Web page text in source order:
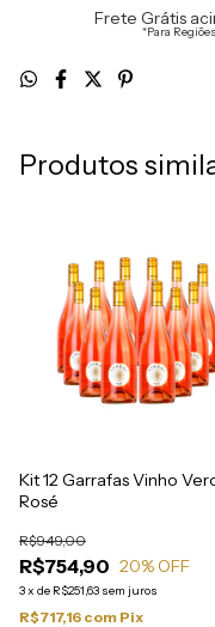
Frete Grátis
*Para
Produtos
Kit 12 Garrafas Vinho
Rosé
R$754,90
R$949,00
20% OFF
3x de R$251,63 sem juros
R$717,16 com Pix